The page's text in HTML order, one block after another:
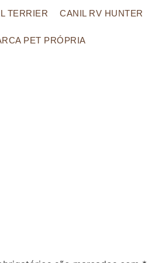
TERRIER CANIL RV HUNTER
PET PRÓPRIA